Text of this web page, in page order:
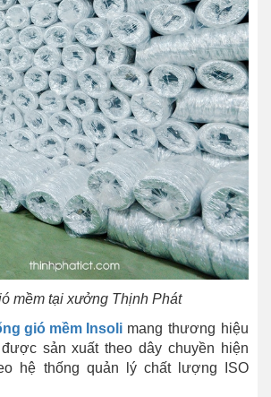
mềm tại xưởng Thịnh Phát
gió mềm Insolimang thương hiệu
sản xuất theo dây chuyền hiện
hệ thống quản lý chất lượng ISO